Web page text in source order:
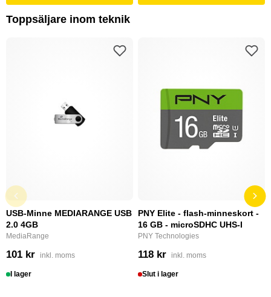
Toppsäljare inom teknik
USB-Minne MEDIARANGE USB
2.0 4GB
MediaRange
101 kr inkl. moms
I lager
PNY Elite - flash-minneskort -
16 GB - microSDHC UHS-I
PNY Technologies
118 kr inkl. moms
Slut i lager